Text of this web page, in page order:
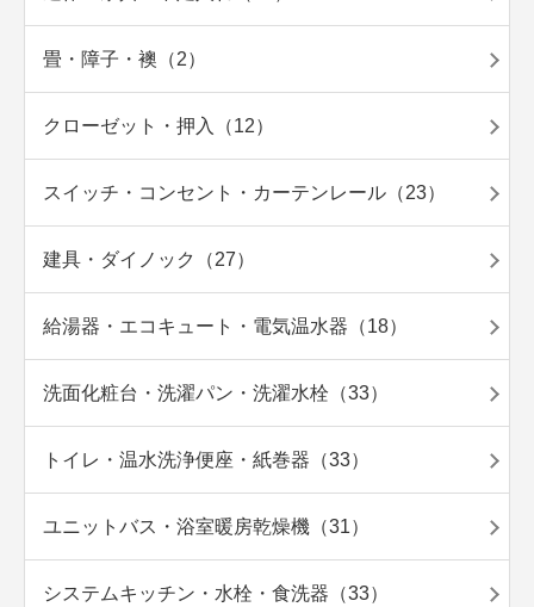
畳・障子・襖（2）
クローゼット・押入（12）
スイッチ・コンセント・カーテンレール（23）
建具・ダイノック（27）
給湯器・エコキュート・電気温水器（18）
洗面化粧台・洗濯パン・洗濯水栓（33）
トイレ・温水洗浄便座・紙巻器（33）
ユニットバス・浴室暖房乾燥機（31）
システムキッチン・水栓・食洗器（33）